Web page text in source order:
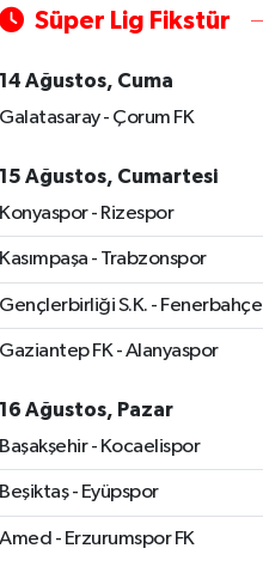
Süper Lig Fikstür
14 Ağustos, Cuma
Galatasaray - Çorum FK
15 Ağustos, Cumartesi
Konyaspor - Rizespor
Kasımpaşa - Trabzonspor
Gençlerbirliği S.K. - Fenerbahçe
Gaziantep FK - Alanyaspor
16 Ağustos, Pazar
Başakşehir - Kocaelispor
Beşiktaş - Eyüpspor
Amed - Erzurumspor FK